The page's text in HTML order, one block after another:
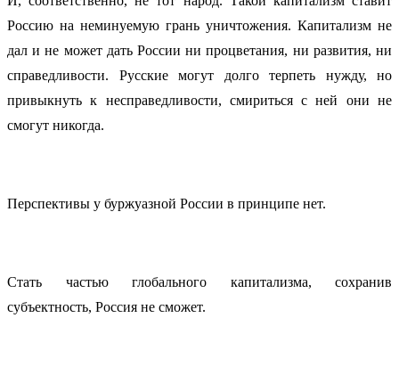
Россию на неминуемую грань уничтожения. Капитализм не
дал и не может дать России ни процветания, ни развития, ни
справедливости. Русские могут долго терпеть нужду, но
привыкнуть к несправедливости, смириться с ней они не
смогут никогда.
Перспективы у буржуазной России в принципе нет.
Стать частью глобального капитализма, сохранив
субъектность, Россия не сможет.